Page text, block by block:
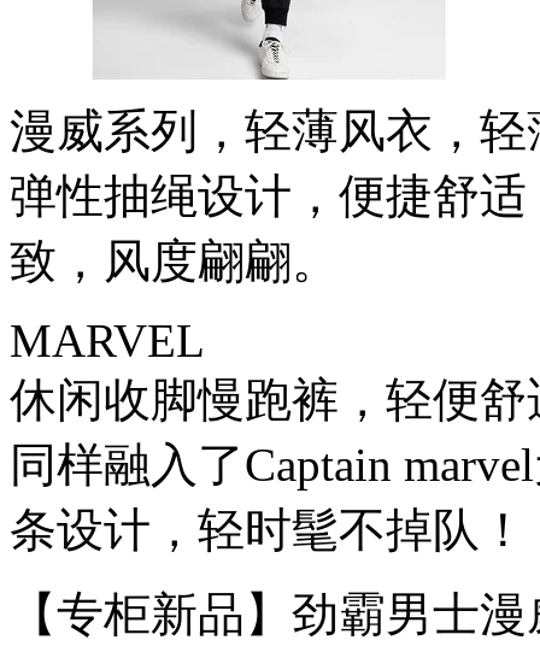
漫威系列，轻薄风衣，
弹性抽绳设计，便捷舒
致，风度翩翩。
MARVEL
休闲收脚慢跑裤，轻便
同样融入了Captain
条设计，轻时髦不掉队！
【专柜新品】劲霸男士